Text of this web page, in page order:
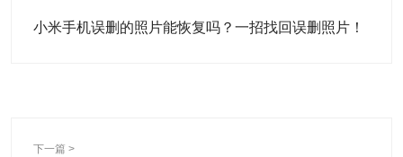
小米手机误删的照片能恢复吗？一招找回误删照片！
下一篇 >